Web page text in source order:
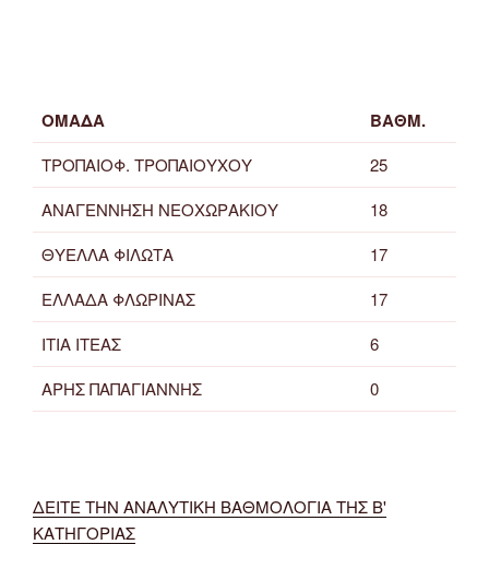
ΟΜΑΔΑ ΒΑΘΜ.
ΤΡΟΠΑΙΟΦ. ΤΡΟΠΑΙΟΥΧΟΥ
25
ΑΝΑΓΕΝΝΗΣΗ ΝΕΟΧΩΡΑΚΙΟΥ
18
ΘΥΕΛΛΑ ΦΙΛΩΤΑ
17
ΕΛΛΑΔΑ ΦΛΩΡΙΝΑΣ
17
ΙΤΙΑ ΙΤΕΑΣ
6
ΑΡΗΣ ΠΑΠΑΓΙΑΝΝΗΣ
0
ΔΕΙΤΕ ΤΗΝ ΑΝΑΛΥΤΙΚΗ ΒΑΘΜΟΛΟΓΙΑ ΤΗΣ Β'
ΚΑΤΗΓΟΡΙΑΣ